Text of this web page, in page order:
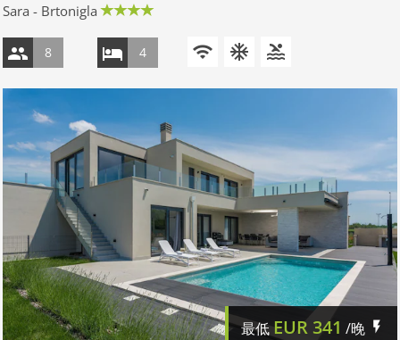
Sara - Brtonigla
8 4
最低EUR341 /晚